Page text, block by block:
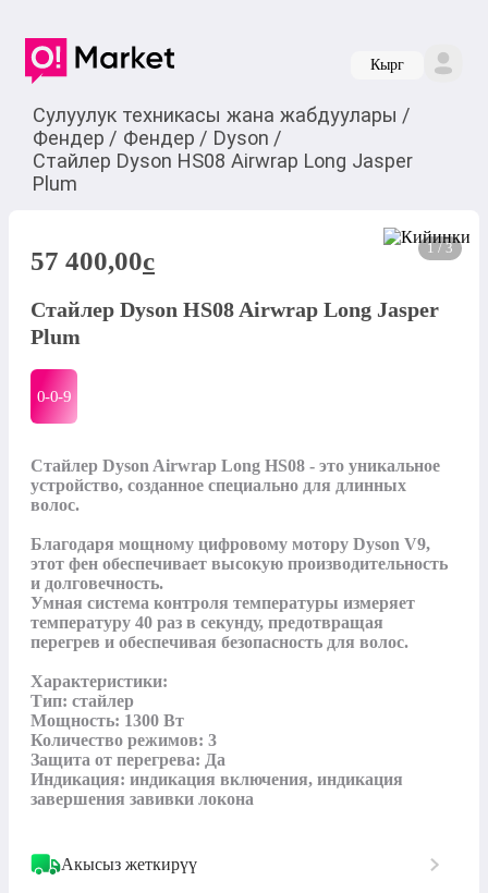
Кырг
Сулуулук техникасы жана жабдуулары /
Фендер / Фендер / Dyson /
Стайлер Dyson HS08 Airwrap Long Jasper
Plum
1 / 3
57 400,00c
Стайлер Dyson HS08 Airwrap Long Jasper
Plum
0-0-9
Стайлер Dyson Airwrap Long HS08 - это уникальное
устройство, созданное специально для длинных
волос.
Благодаря мощному цифровому мотору Dyson V9,
этот фен обеспечивает высокую производительность
и долговечность.
Умная система контроля температуры измеряет
температуру 40 раз в секунду, предотвращая
перегрев и обеспечивая безопасность для волос.
Характеристики:
Тип: стайлер
Мощность: 1300 Вт
Количество режимов: 3
Защита от перегрева: Да
Индикация: индикация включения, индикация
завершения завивки локона
Акысыз жеткирүү